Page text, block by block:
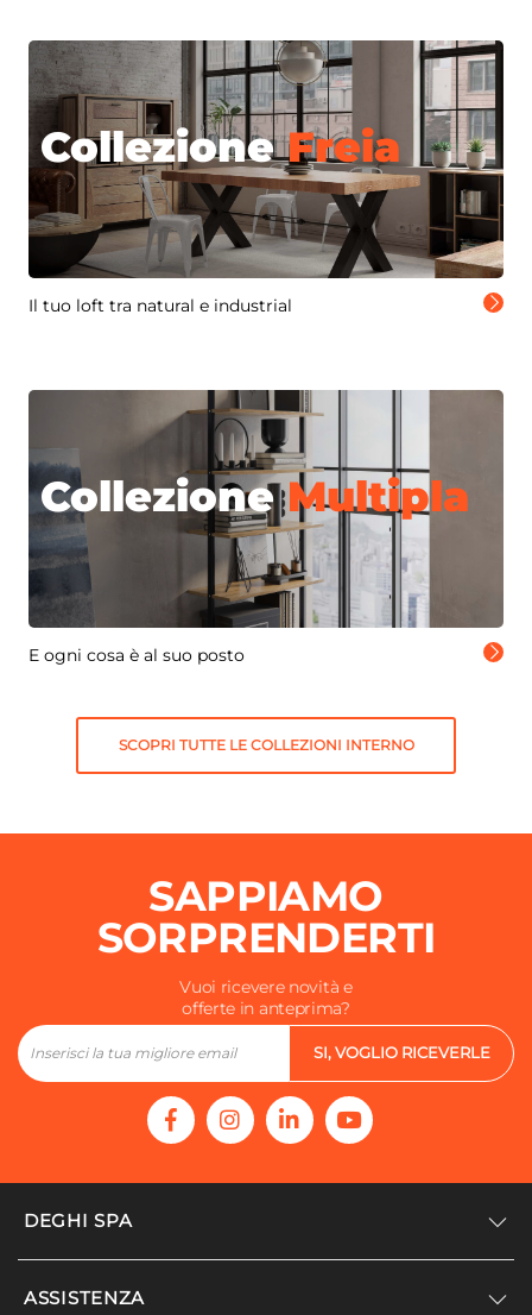
CollezioneFreia
Il tuo loft tra natural e industrial
Collezione Multipla
E ogni cosa è al suo posto
SCOPRI TUTTE LE COLLEZIONI INTERNO
SAPPIAMO
SORPRENDERTI
Vuoi ricevere novità e
offerte in anteprima?
SI, VOGLIO RICEVERLE
DEGHI SPA
Accedi/Registrati
ASSISTENZA